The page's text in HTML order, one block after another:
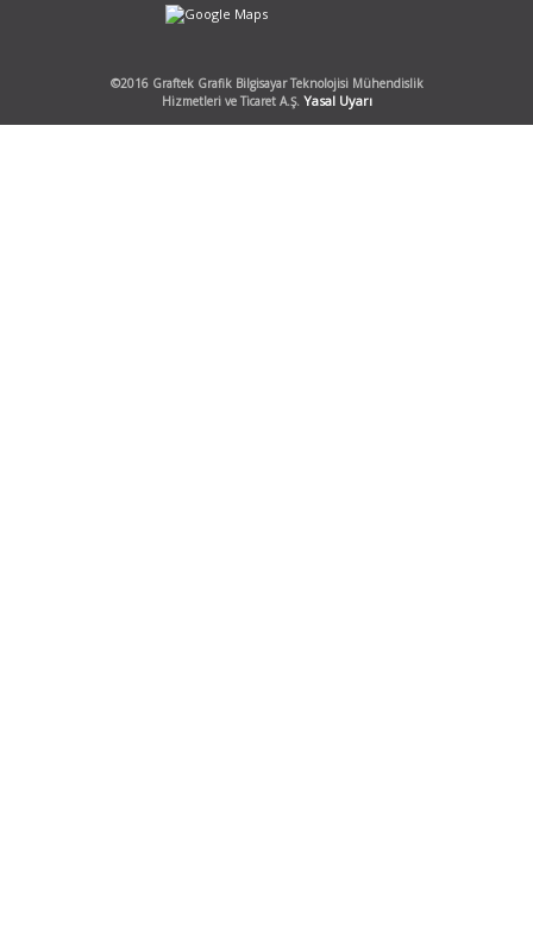
©2016 Graftek Grafik Bilgisayar Teknolojisi Mühendislik
Hizmetleri ve Ticaret A.Ş. Yasal Uyarı